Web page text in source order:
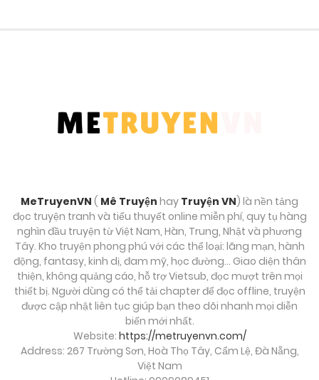
MeTruyenVN ( Mê Truyện hay Truyện VN) là nền tảng
đọc truyện tranh và tiểu thuyết online miễn phí, quy tụ hàng
nghìn đầu truyện từ Việt Nam, Hàn, Trung, Nhật và phương
Tây. Kho truyện phong phú với các thể loại: lãng mạn, hành
động, fantasy, kinh dị, đam mỹ, học đường… Giao diện thân
thiện, không quảng cáo, hỗ trợ Vietsub, đọc mượt trên mọi
thiết bị. Người dùng có thể tải chapter để đọc offline, truyện
được cập nhật liên tục giúp bạn theo dõi nhanh mọi diễn
biến mới nhất.
Website: https://metruyenvn.com/
Address: 267 Trường Sơn, Hoà Thọ Tây, Cẩm Lệ, Đà Nẵng,
Việt Nam